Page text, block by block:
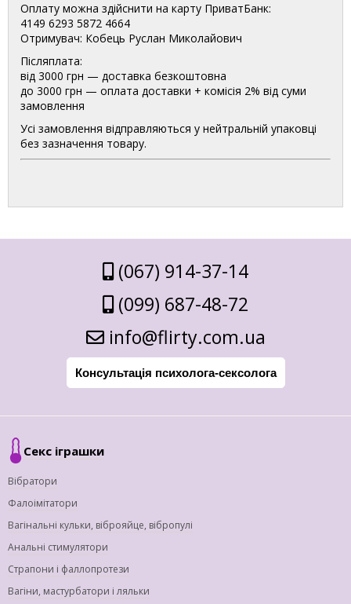
Оплату можна здійснити на карту ПриватБанк:
4149 6293 5872 4664
Отримувач: Кобець Руслан Миколайович
Післяплата:
від 3000 грн — доставка безкоштовна
до 3000 грн — оплата доставки + комісія 2% від суми
замовлення
Усі замовлення відправляються у нейтральній упаковці
без зазначення товару.
(067) 914-37-14
(099) 687-48-72
info@flirty.com.ua
Консультація психолога-сексолога
Секс іграшки
Вібратори
Фалоімітатори
Вагінальні кульки, віброяйце, вібропулі
Анальні стимулятори
Страпони і фаллопротези
Вагіни, мастурбатори і ляльки